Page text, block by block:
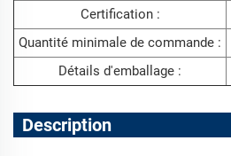
Certification :
Quantité minimale de commande :
Détails d'emballage :
Description